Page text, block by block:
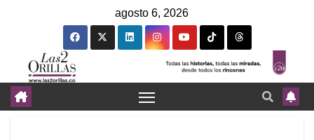
agosto 6, 2026